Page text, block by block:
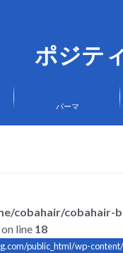
ポジテ
パーマ
cobahair/cobahair-
on line 18
public_html/wp-